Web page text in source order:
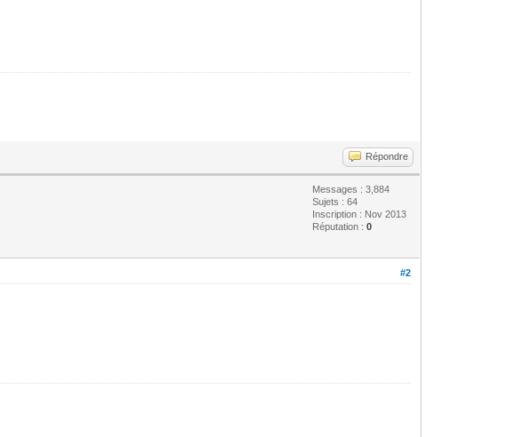
Répondre
Messages : 3,884
Sujets : 64
Inscription : Nov 2013
Réputation :0
#2